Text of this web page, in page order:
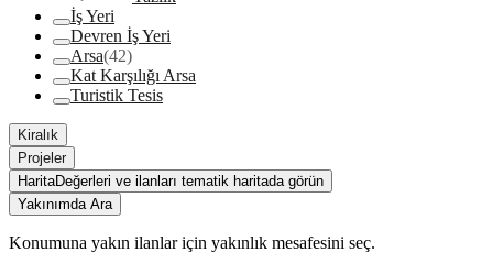
İş Yeri
Devren İş Yeri
Arsa(42)
Kat Karşılığı Arsa
Turistik Tesis
Kiralık
Projeler
HaritaDeğerleri ve ilanları tematik haritada görün
Yakınımda Ara
Konumuna yakın ilanlar için yakınlık mesafesini seç.